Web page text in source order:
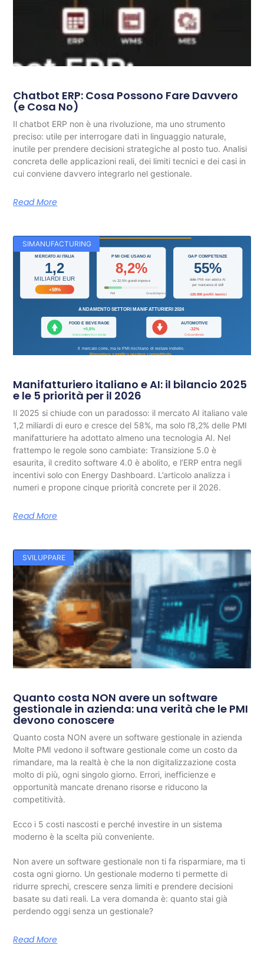
Chatbot ERP: Cosa Possono Fare Davvero
(e Cosa No)
Il chatbot ERP non è una rivoluzione, ma uno strumento
preciso: utile per interrogare dati in linguaggio naturale,
inutile per prendere decisioni strategiche al posto tuo. Analisi
concreta delle applicazioni reali, dei limiti tecnici e dei casi in
cui conviene davvero integrarlo nel gestionale.
Read More
SIMANUFACTURING
Manifatturiero italiano e AI: il bilancio 2025
e le 5 priorità per il 2026
Il 2025 si chiude con un paradosso: il mercato AI italiano vale
1,2 miliardi di euro e cresce del 58%, ma solo l’8,2% delle PMI
manifatturiere ha adottato almeno una tecnologia AI. Nel
frattempo le regole sono cambiate: Transizione 5.0 è
esaurita, il credito software 4.0 è abolito, e l’ERP entra negli
incentivi solo con Energy Dashboard. L’articolo analizza i
numeri e propone cinque priorità concrete per il 2026.
Read More
SVILUPPARE
Quanto costa NON avere un software
gestionale in azienda: una verità che le PMI
devono conoscere
Quanto costa NON avere un software gestionale in azienda
Molte PMI vedono il software gestionale come un costo da
rimandare, ma la realtà è che la non digitalizzazione costa
molto di più, ogni singolo giorno. Errori, inefficienze e
opportunità mancate drenano risorse e riducono la
competitività.
Ecco i 5 costi nascosti e perché investire in un sistema
moderno è la scelta più conveniente.
Non avere un software gestionale non ti fa risparmiare, ma ti
costa ogni giorno. Un gestionale moderno ti permette di
ridurre sprechi, crescere senza limiti e prendere decisioni
basate su dati reali. La vera domanda è: quanto stai già
perdendo oggi senza un gestionale?
Read More